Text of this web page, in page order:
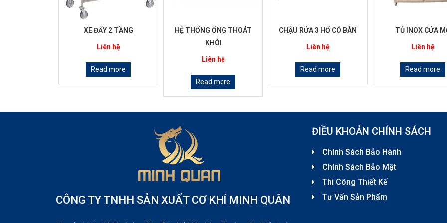
XE ĐẨY 2 TẦNG
Liên hệ
Read more
HỆ THỐNG ỐNG THOÁT
KHÓI
Liên hệ
Read more
CHẬU RỬA 3 HỐ CÓ BÀN
Liên hệ
Read more
TỦ INOX CỬA
Liên hệ
Read more
CÔNG TY TNHH SẢN XUẤT CƠ KHÍ MINH QUÂN
ĐIỀU KHOẢN CHÍNH SÁCH
Chính Sách Bảo Hành
Chính Sách Bảo Mật
Thi Công Thiết Kế
Tư Vấn Sản Phẩm